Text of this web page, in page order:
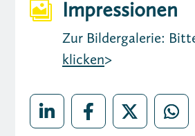
 Impressionen
Zur Bildergalerie:
klicken>